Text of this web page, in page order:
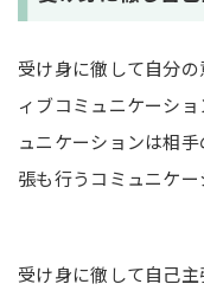
受け身に徹して自分
ィブコミュニケーシ
ュニケーションは相
張も行うコミュニケー
受け身に徹して自己